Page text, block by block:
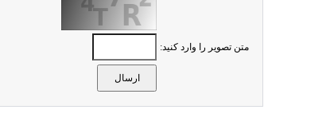
متن تصویر را وارد کنید: